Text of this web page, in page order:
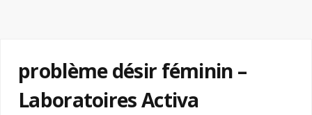
problème désir féminin –
Laboratoires Activa